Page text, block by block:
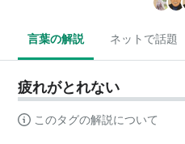
言葉の解説 ネットで話題
疲れがとれない
このタグの解説について